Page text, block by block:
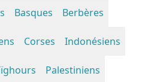
Basques Berbères
Corses Indonésiens
Palestiniens